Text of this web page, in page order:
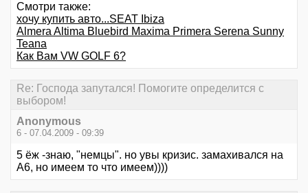
Смотри также:
хочу купить авто...SEAT Ibiza
Almera Altima Bluebird Maxima Primera Serena Sunny
Teana
Как Вам VW GOLF 6?
Re: Господа запутался! Помогите определится с
выбором!
Anonymous
6 - 07.04.2009 - 09:39
5 ёж -знаю, "немцы". но увы кризис. замахивался на
А6, но имеем то что имеем))))